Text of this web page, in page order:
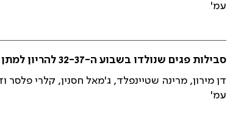
עמ'
סבילות פגים שנולדו בשבוע ה-32-37 להריון למתן פעם ביום של גנטמיצין לתוך הווריד
דן מירון, מרינה שטיינפלד, ג'מאל חסנין, קלרי פלסר
עמ'